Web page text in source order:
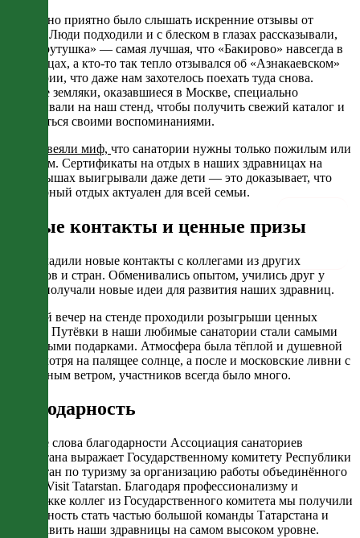
Особенно приятно было слышать искренние отзывы от
гостей. Люди подходили и с блеском в глазах рассказывали,
что «Крутушка» — самая лучшая, что «Бакирово» навсегда в
их сердцах, а кто-то так тепло отзывался об «Азнакаевском»
санатории, что даже нам захотелось поехать туда снова.
Многие земляки, оказавшиеся в Москве, специально
заглядывали на наш стенд, чтобы получить свежий каталог и
поделиться своими воспоминаниями.
Мы развеяли миф, что санатории нужны только пожилым или
больным. Сертификаты на отдых в наших здравницах на
розыгрышах выигрывали даже дети — это доказывает, что
санаторный отдых актуален для всей семьи.
Новые контакты и ценные призы
Мы наладили новые контакты с коллегами из других
регионов и стран. Обменивались опытом, учились друг у
друга, получали новые идеи для развития наших здравниц.
Каждый вечер на стенде проходили розыгрыши ценных
призов. Путёвки в наши любимые санатории стали самыми
желанными подарками. Атмосфера была тёплой и душевной
— несмотря на палящее солнце, а после и московские ливни с
шквальным ветром, участников всегда было много.
Благодарность
Особые слова благодарности Ассоциация санаториев
Татарстана выражает Государственному комитету Республики
Татарстан по туризму за организацию работы объединённого
стенда Visit Tatarstan. Благодаря профессионализму и
поддержке коллег из Государственного комитета мы получили
возможность стать частью большой команды Татарстана и
представить наши здравницы на самом высоком уровне.